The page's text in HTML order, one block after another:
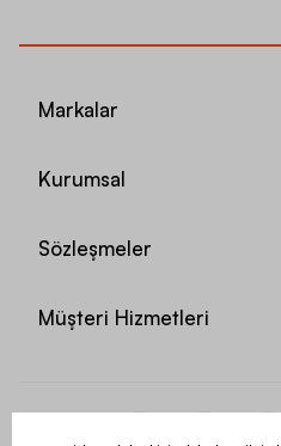
Markalar
Kurumsal
Sözleşmeler
Müşteri Hizmetleri